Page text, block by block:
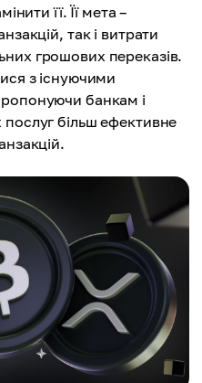
її. Її мета –
так і витрати
грошових переказів.
з існуючими
банкам і
більш ефективне